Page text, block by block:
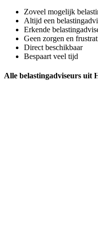
Zoveel mogelijk
Altijd een
Erkende
Geen zorgen en
Direct beschikbaar
Bespaart veel tijd
Alle belastingadviseurs uit